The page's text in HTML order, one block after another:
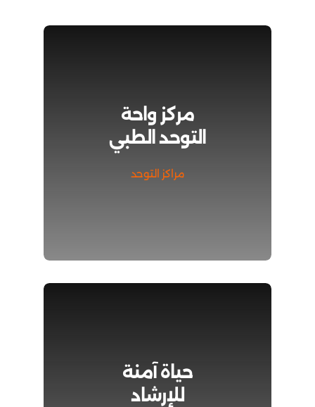
مركز واحة
التوحد الطبي
مراكز التوحد
حياة آمنة
للإرشاد